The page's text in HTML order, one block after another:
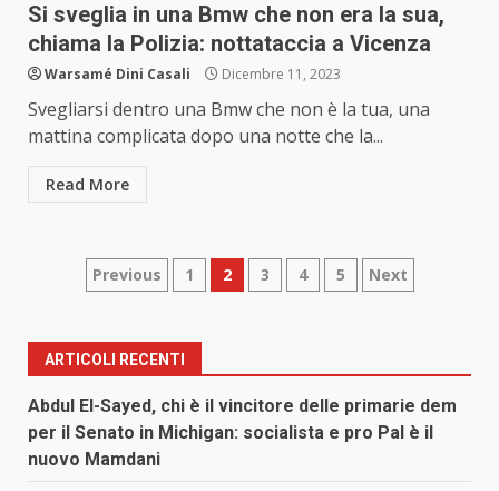
Si sveglia in una Bmw che non era la sua,
chiama la Polizia: nottataccia a Vicenza
Warsamé Dini Casali Dicembre 11, 2023
Svegliarsi dentro una Bmw che non è la tua, una
mattina complicata dopo una notte che la...
Read More
Paginazione
articoli
Previous 1 2 3 4 5 Next
ARTICOLI RECENTI
Abdul El-Sayed, chi è il vincitore delle primarie dem
per il Senato in Michigan: socialista e pro Pal è il
nuovo Mamdani